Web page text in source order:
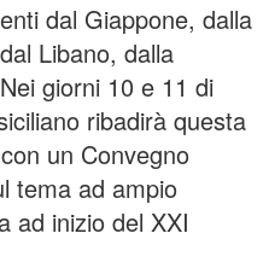
dal Giappone, dalla
Libano, dalla
giorni 10 e 11 di
ribadirà questa
un Convegno
tema ad ampio
ad inizio del XXI